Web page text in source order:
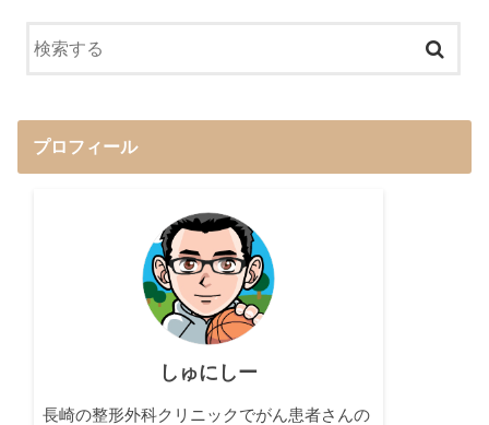
プロフィール
しゅにしー
長崎の整形外科クリニックでがん患者さんの